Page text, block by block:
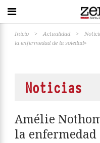
Inicio > Actualidad >
la enfermedad de la soledad»
Noticias
Amélie
la enfermedad